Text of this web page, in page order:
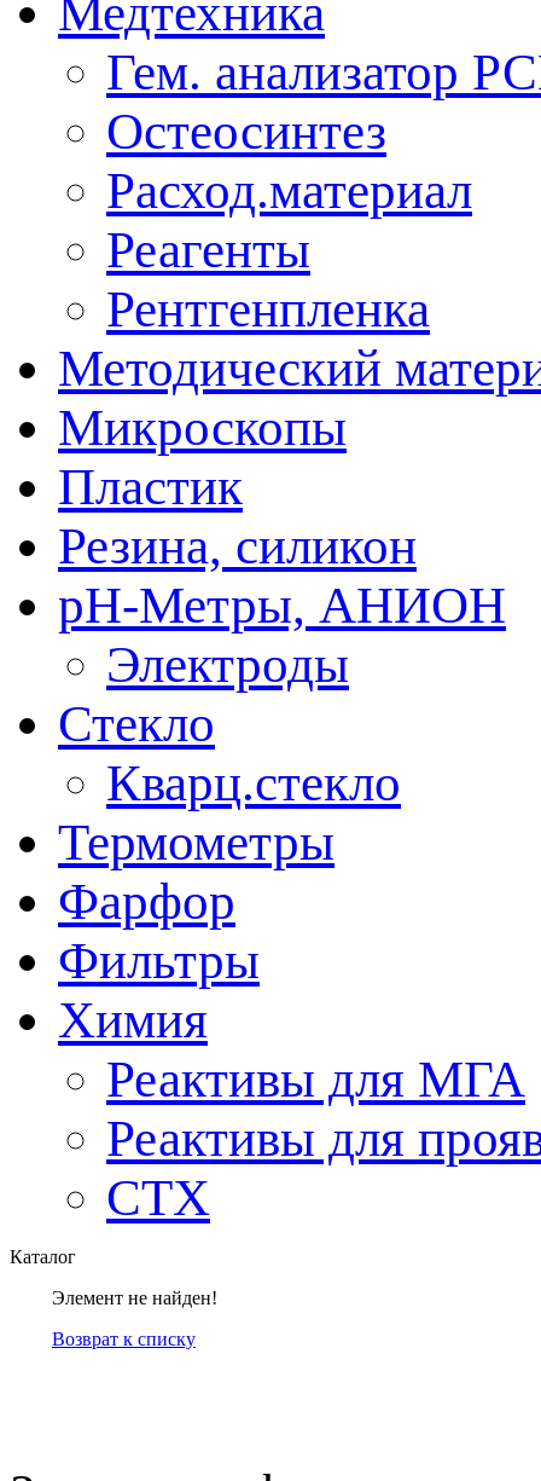
Медтехника
Гем. анализатор
Остеосинтез
Расход.материал
Реагенты
Рентгенпленка
Методический
Микроскопы
Пластик
Резина, силикон
рН-Метры, АНИОН
Электроды
Стекло
Кварц.стекло
Термометры
Фарфор
Фильтры
Химия
Реактивы для МГА
Реактивы для
СТХ
Каталог
Элемент не найден!
Возврат к списку